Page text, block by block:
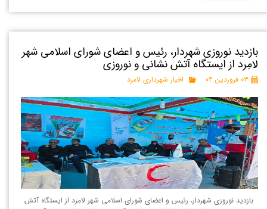
بازدید نوروزی شهردار، رئیس و اعضای شورای اسلامی شهر
لامِرد از ایستگاه آتش نشانی و نوروزی
۰۳ فروردین ۰۴ اخبار شهرداری لامرد
بازدید نوروزی شهردار، رئیس و اعضای شورای اسلامی شهر لامِرد از ایستگاه آتش